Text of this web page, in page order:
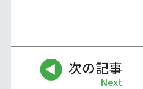
次の記事
Next